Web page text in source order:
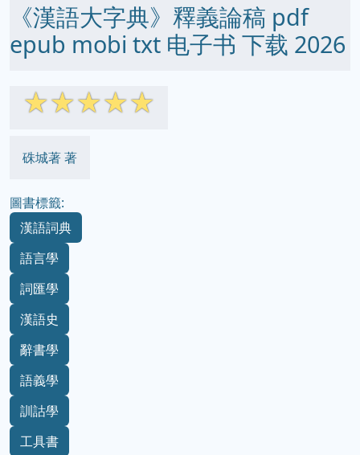
《漢語大字典》釋義論稿 pdf
epub mobi txt 电子书 下载 2026
☆☆☆☆☆
硃城著 著
圖書標籤:
漢語詞典
語言學
詞匯學
漢語史
辭書學
語義學
訓詁學
工具書